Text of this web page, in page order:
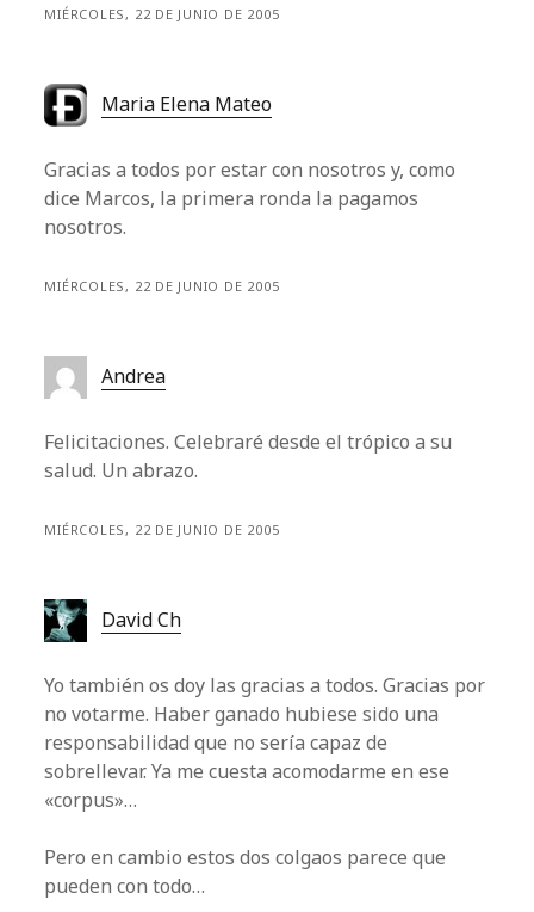
MIÉRCOLES, 22 DE JUNIO DE 2005
Maria Elena Mateo
Gracias a todos por estar con nosotros y, como
dice Marcos, la primera ronda la pagamos
nosotros.
MIÉRCOLES, 22 DE JUNIO DE 2005
Andrea
Felicitaciones. Celebraré desde el trópico a su
salud. Un abrazo.
MIÉRCOLES, 22 DE JUNIO DE 2005
David Ch
Yo también os doy las gracias a todos. Gracias por
no votarme. Haber ganado hubiese sido una
responsabilidad que no sería capaz de
sobrellevar. Ya me cuesta acomodarme en ese
«corpus»…
Pero en cambio estos dos colgaos parece que
pueden con todo…